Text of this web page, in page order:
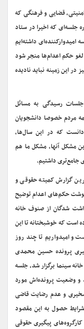
قضایی و فرهنگی که
جلسه‌ای که اخیرا در ستاد
امیدوارکننده‌ای داشته‌ایم
لغو حکم اعدام‌ها منجر شود
این زمینه نباید نادیده
رسیدگی به مسائل
مردم خصوصا دانشجویان
که در این سال‌ها،
مشکل آنها، مشکل ما هم
جامع‌تری داشتیم.
گزارش کمیته حقوقی و
حکم‌های اعدام توضیح
شدگان از صنوف خانه
جاری از آغاز تاکنون ۶۲ نفر بوده است که خوشبختانه تا این
است و امیدواریم تا چند روز
پرونده حسین محمدی
سینما برگزار شد، جلسه
و وضعیت پرونده‌اش مورد
و عدم رضایت قاضی
حصول به این مقصود
پیگیری حقوقی